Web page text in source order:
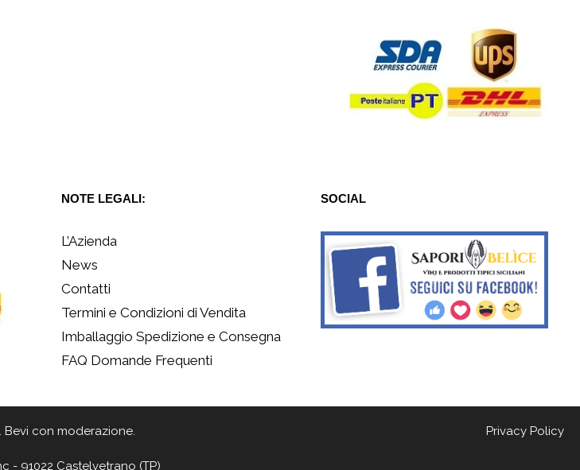
NOTE LEGALI:
L’Azienda
News
Contatti
Termini e Condizioni di Vendita
Imballaggio Spedizione e Consegna
FAQ Domande Frequenti
SOCIAL
Privacy Policy
con moderazione.
- 91022 Castelvetrano (TP)